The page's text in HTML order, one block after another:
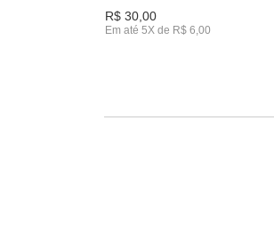
R$ 30,00
Em até 5X de R$ 6,00